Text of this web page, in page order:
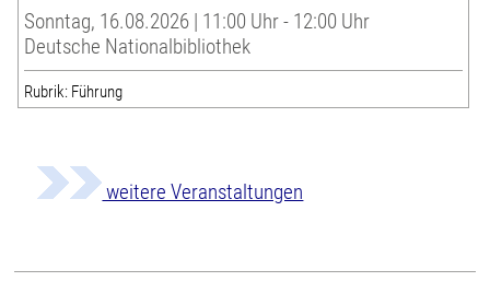
Sonntag, 16.08.2026 | 11:00 Uhr - 12:00 Uhr
Deutsche Nationalbibliothek
Rubrik: Führung
weitere Veranstaltungen